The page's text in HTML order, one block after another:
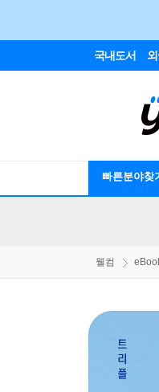
국내도서
빠른분야찾
웰컴